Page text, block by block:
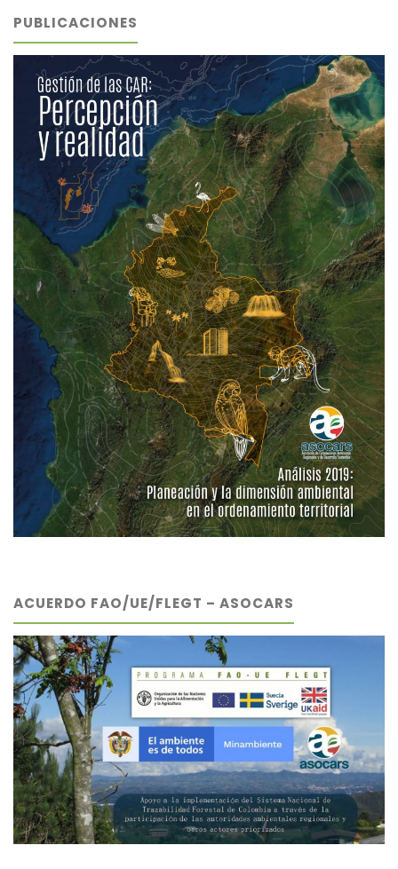
PUBLICACIONES
ACUERDO FAO/UE/FLEGT – ASOCARS